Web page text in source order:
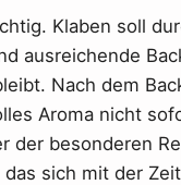
Klaben soll
ausreichende
Nach dem
Aroma nicht
der besonderen
sich mit der